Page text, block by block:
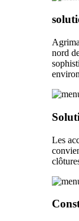
nord
Les